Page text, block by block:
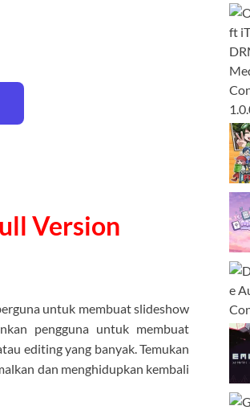
Version
untuk membuat slideshow
pengguna untuk membuat
editing yang banyak. Temukan
dan menghidupkan kembali